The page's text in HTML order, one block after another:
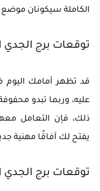
الكاملة سيكونان موضع
توقعات برج الجدي
قد تظهر أمامك اليوم
عليه، وربما تبدو
ذلك، فإن التعامل
يفتح لك آفاقًا مهنية
توقعات برج الجدي